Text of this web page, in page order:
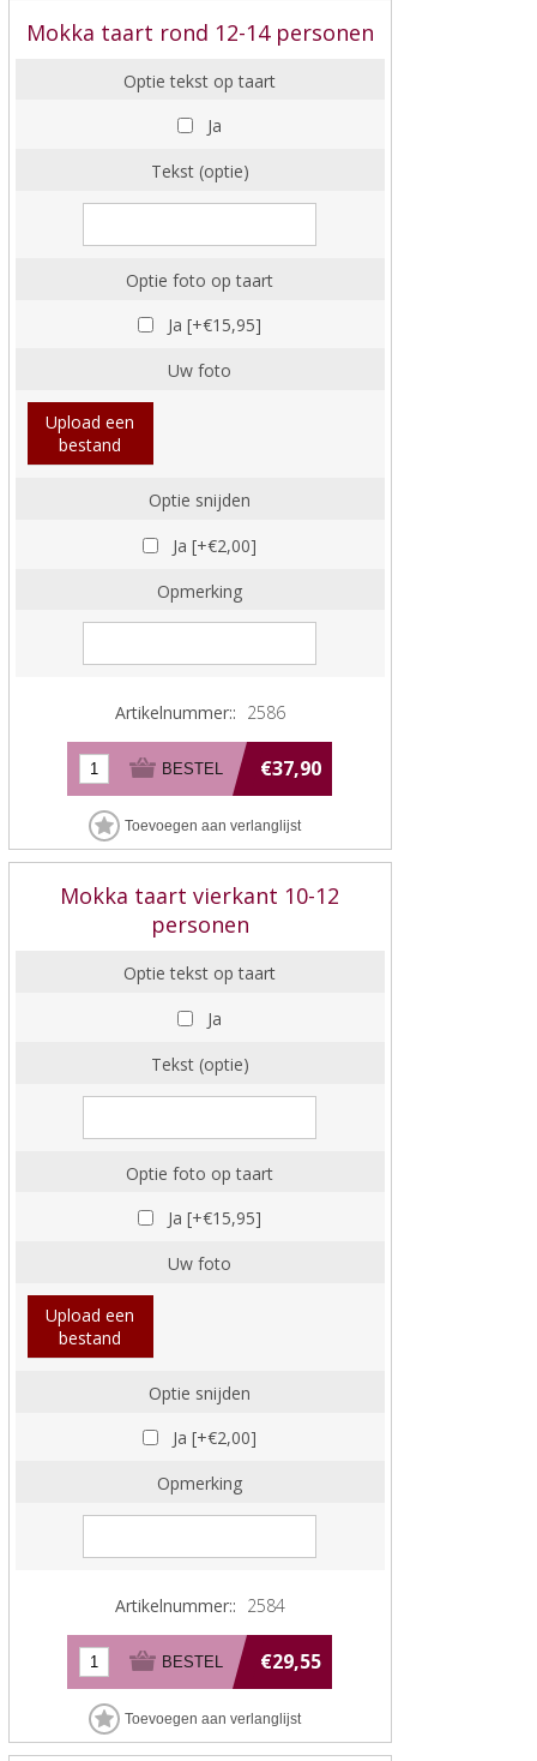
Mokka taart rond 12-14 personen
Optie tekst op taart
Ja
Tekst (optie)
Optie foto op taart
Ja [+€15,95]
Uw foto
Upload een
bestand
Optie snijden
Ja [+€2,00]
Opmerking
Artikelnummer:: 2586
€37,90
Mokka taart vierkant 10-12
personen
Optie tekst op taart
Ja
Tekst (optie)
Optie foto op taart
Ja [+€15,95]
Uw foto
Upload een
bestand
Optie snijden
Ja [+€2,00]
Opmerking
Artikelnummer:: 2584
€29,55